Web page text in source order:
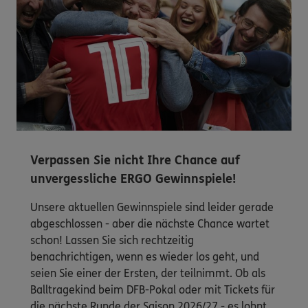
Verpassen Sie nicht Ihre Chance auf
unvergessliche ERGO Gewinnspiele!
Unsere aktuellen Gewinnspiele sind leider gerade
abgeschlossen - aber die nächste Chance wartet
schon! Lassen Sie sich rechtzeitig
benachrichtigen, wenn es wieder los geht, und
seien Sie einer der Ersten, der teilnimmt. Ob als
Balltragekind beim DFB-Pokal oder mit Tickets für